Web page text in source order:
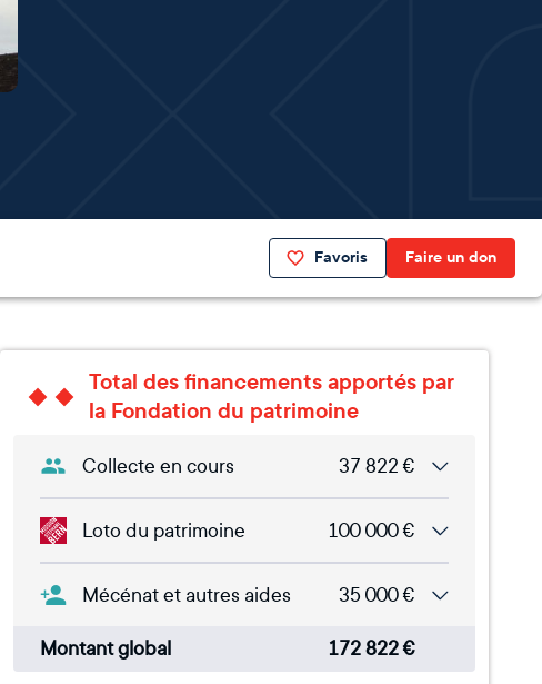
Favoris Faire un don
Total des financements apportés par
la Fondation du patrimoine
Collecte en cours 37 822 €
Loto du patrimoine 100 000€
Mécénat et autres aides 35 000€
Montant global 172 822€